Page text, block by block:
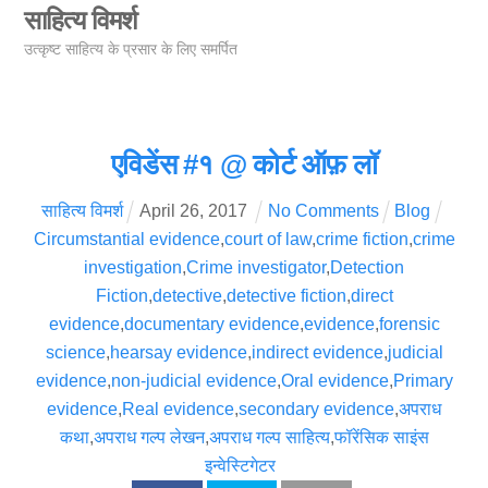
Skipसाहित्य विमर्श
उत्कृष्ट साहित्य के प्रसार के लिए समर्पित
एविडेंस #१ @ कोर्ट ऑफ़ लॉ
साहित्य विमर्श April 26, 2017 No Comments
Blog
Circumstantial evidence,court of law,crime fiction,crime
investigation,Crime investigator,Detection
Fiction,detective,detective fiction,direct
evidence,documentary evidence,evidence,forensic
science,hearsay evidence,indirect evidence,judicial
evidence,non-judicial evidence,Oral evidence,Primary
evidence,Real evidence,secondary evidence,अपराध
कथा,अपराध गल्प लेखन,अपराध गल्प साहित्य,फॉरेंसिक साइंस
इन्वेस्टिगेटर